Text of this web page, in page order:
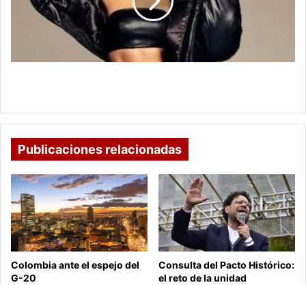
a
Publicaciones relacionadas
Colombia ante el espejo del
G-20
Consulta del Pacto Histórico:
el reto de la unidad